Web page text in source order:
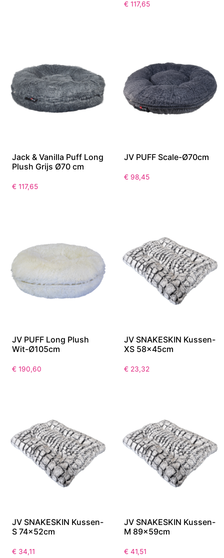
€ 117,65
Jack & Vanilla Puff Long
Plush Grijs Ø70 cm
€ 117,65
JV PUFF Scale-Ø70cm
€ 98,45
JV PUFF Long Plush
Wit-Ø105cm
€ 190,60
JV SNAKESKIN Kussen-
XS 58x45cm
€ 23,32
JV SNAKESKIN Kussen-
S 74x52cm
€ 34,11
JV SNAKESKIN Kussen-
M 89x59cm
€ 41,51